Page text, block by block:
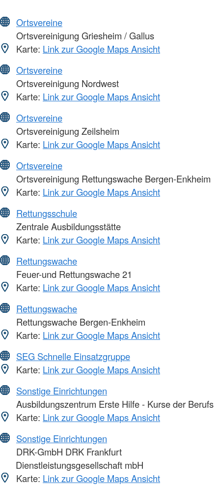
Ortsvereine
Ortsvereinigung Griesheim / Gallus
Karte: Link zur Google Maps Ansicht
Ortsvereine
Ortsvereinigung Nordwest
Karte: Link zur Google Maps Ansicht
Ortsvereine
Ortsvereinigung Zeilsheim
Karte: Link zur Google Maps Ansicht
Ortsvereine
Ortsvereinigung Rettungswache Bergen-Enkheim
Karte: Link zur Google Maps Ansicht
Rettungsschule
Zentrale Ausbildungsstätte
Karte: Link zur Google Maps Ansicht
Rettungswache
Feuer-und Rettungswache 21
Karte: Link zur Google Maps Ansicht
Rettungswache
Rettungswache Bergen-Enkheim
Karte: Link zur Google Maps Ansicht
SEG Schnelle Einsatzgruppe
Karte: Link zur Google Maps Ansicht
Sonstige Einrichtungen
Ausbildungszentrum Erste Hilfe - Kurse der Berufs
Karte: Link zur Google Maps Ansicht
Sonstige Einrichtungen
DRK-GmbH DRK Frankfurt
Dienstleistungsgesellschaft mbH
Karte: Link zur Google Maps Ansicht